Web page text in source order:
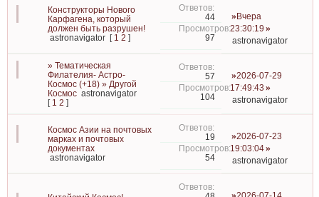
Конструкторы Нового
Карфагена, который
должен быть разрушен!
astronavigator
[ 1 2 ]
44
97
Вчера
23:30:19
astronavigator
» Тематическая
Филателия- Астро-
Космос (+18) » Другой
Космос astronavigator
[ 1 2 ]
57
104
2026-07-29
17:49:43
astronavigator
Космос Азии на почтовых
марках и почтовых
документах
astronavigator
19
54
2026-07-23
19:03:04
astronavigator